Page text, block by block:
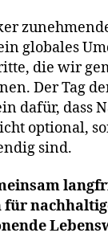
globales
die wir
Der Tag
dafür, dass
optional,
sind.
für